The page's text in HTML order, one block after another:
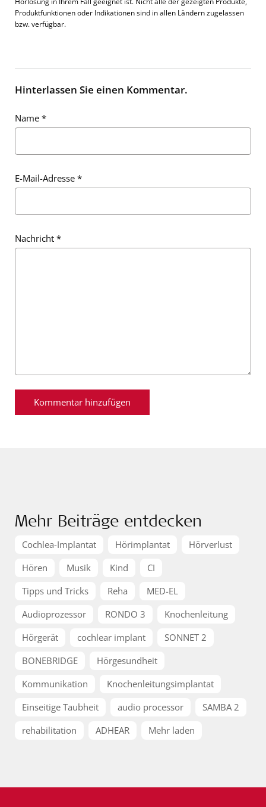
Produktfunktionen oder Indikationen sind in allen Ländern zugelassen
bzw. verfügbar.
Hinterlassen Sie einen Kommentar.
Name *
E-Mail-Adresse *
Nachricht *
Mehr Beiträge entdecken
Cochlea-Implantat Hörimplantat
Hörverlust
Hören
Musik Kind
CI
Tipps und Tricks
Reha
MED-EL
Audioprozessor
RONDO 3
Knochenleitung
Hörgerät
cochlear implant
SONNET 2
BONEBRIDGE
Hörgesundheit
Kommunikation
Knochenleitungsimplantat
Einseitige Taubheit
audio processor
SAMBA 2
rehabilitation
ADHEAR Mehr laden